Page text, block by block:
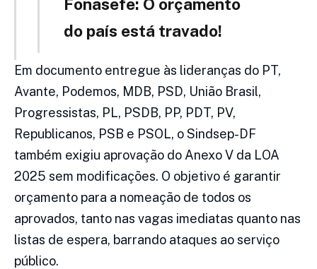
Fonasefe: O orçamento
do país está travado!
Em documento entregue às lideranças do PT,
Avante, Podemos, MDB, PSD, União Brasil,
Progressistas, PL, PSDB, PP, PDT, PV,
Republicanos, PSB e PSOL, o Sindsep-DF
também exigiu aprovação do Anexo V da LOA
2025 sem modificações. O objetivo é garantir
orçamento para a nomeação de todos os
aprovados, tanto nas vagas imediatas quanto nas
listas de espera, barrando ataques ao serviço
público.